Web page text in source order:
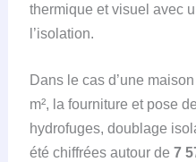
thermique et visuel avec
l’isolation.
Dans le cas d’une
m², la fourniture et pose
hydrofuges, doublage
été chiffrées autour de 7